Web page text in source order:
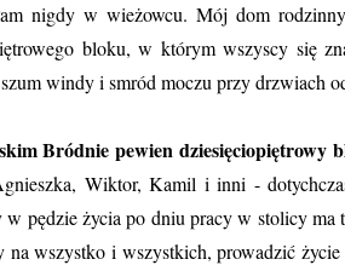
nigdy w wieżowcu. Mój dom
bloku, w którym wszyscy się
windy i smród moczu przy drzwiach
Bródnie pewien dziesięciopiętrowy
Wiktor, Kamil i inni -
w pędzie życia po dniu pracy w stolicy
na wszystko i wszystkich, prowadzić